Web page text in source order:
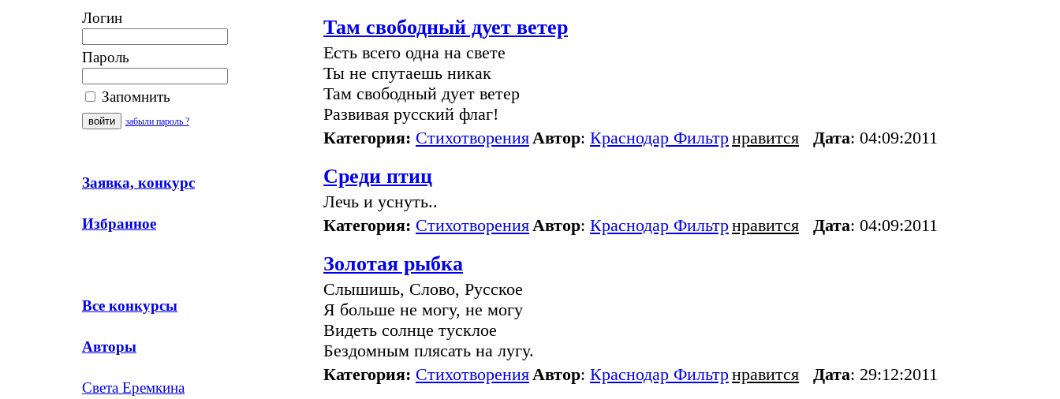
Логин
Пароль
Запомнить
забыли пароль ?
Заявка, конкурс
Избранное
Все конкурсы
Авторы
Света Еремкина
Там свободный дует ветер
Есть всего одна на свете
Ты не спутаешь никак
Там свободный дует ветер
Развивая русский флаг!
Категория: Стихотворения Автор: Краснодар Фильтрнравится Дата: 04:09:2011
Среди птиц
Лечь и уснуть..
Категория: Стихотворения Автор: Краснодар Фильтрнравится Дата: 04:09:2011
Золотая рыбка
Слышишь, Слово, Русское
Я больше не могу, не могу
Видеть солнце тусклое
Бездомным плясать на лугу.
Категория: Стихотворения Автор: Краснодар Фильтрнравится Дата: 29:12:2011